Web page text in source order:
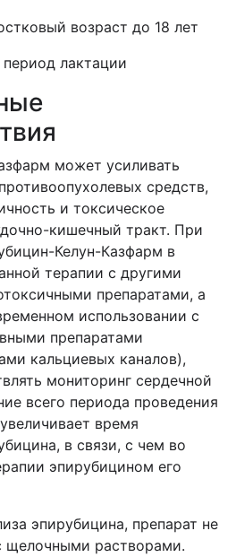
возраст до 18 лет
лактации
может усиливать
средств,
и токсическое
кишечный тракт. При
Келун-Казфарм в
терапии с другими
препаратами, а
использовании с
препаратами
кальциевых каналов),
мониторинг сердечной
всего периода проведения
время
в связи, с чем во
эпирубицином его
эпирубицина, препарат не
щелочными растворами.